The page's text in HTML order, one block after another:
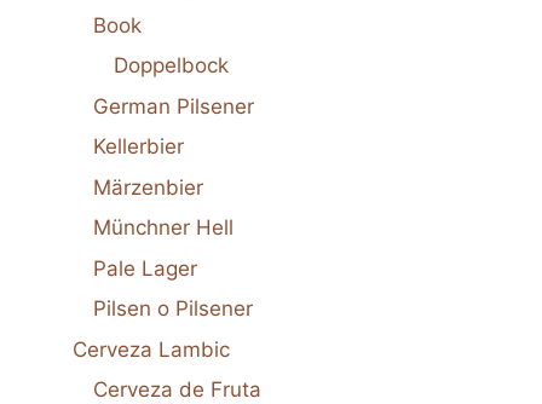
Book
Doppelbock
German Pilsener
Kellerbier
Märzenbier
Münchner Hell
Pale Lager
Pilsen o Pilsener
Cerveza Lambic
Cerveza de Fruta